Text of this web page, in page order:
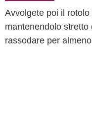
Avvolgete poi il
mantenendolo
rassodare per